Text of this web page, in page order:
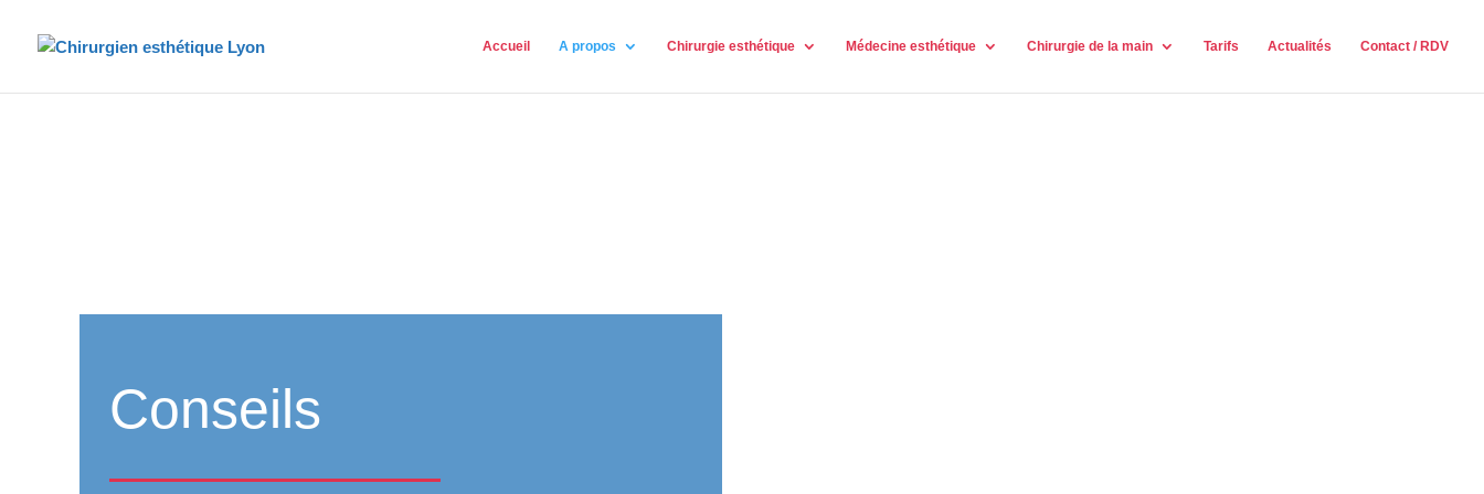
Accueil A propos Chirurgie esthétique Médecine esthétique Chirurgie de la main Tarifs Actualités Contact / RDV
Conseils